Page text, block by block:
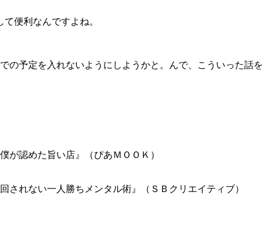
便利なんですよね。
予定を入れないようにしようかと。んで、こういった話を
が認めた旨い店』（ぴあＭＯＯＫ）
れない一人勝ちメンタル術』（ＳＢクリエイティブ）